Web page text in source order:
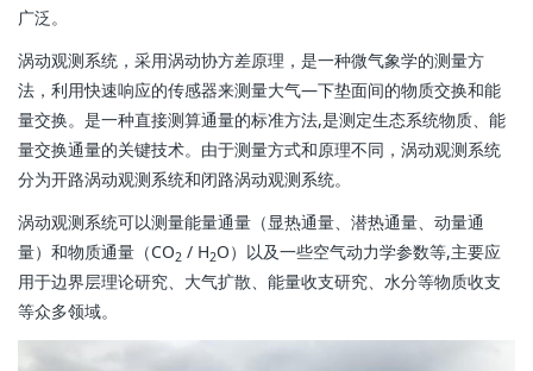
广泛。
涡动观测系统，采用涡动协方差原理，是一种微气象学的测量方
法，利用快速响应的传感器来测量大气—下垫面间的物质交换和能
量交换。是一种直接测算通量的标准方法,是测定生态系统物质、能
量交换通量的关键技术。由于测量方式和原理不同，涡动观测系统
分为开路涡动观测系统和闭路涡动观测系统。
涡动观测系统可以测量能量通量（显热通量、潜热通量、动量通
量）和物质通量（CO2 / H2O）以及一些空气动力学参数等,主要应
用于边界层理论研究、大气扩散、能量收支研究、水分等物质收支
等众多领域。